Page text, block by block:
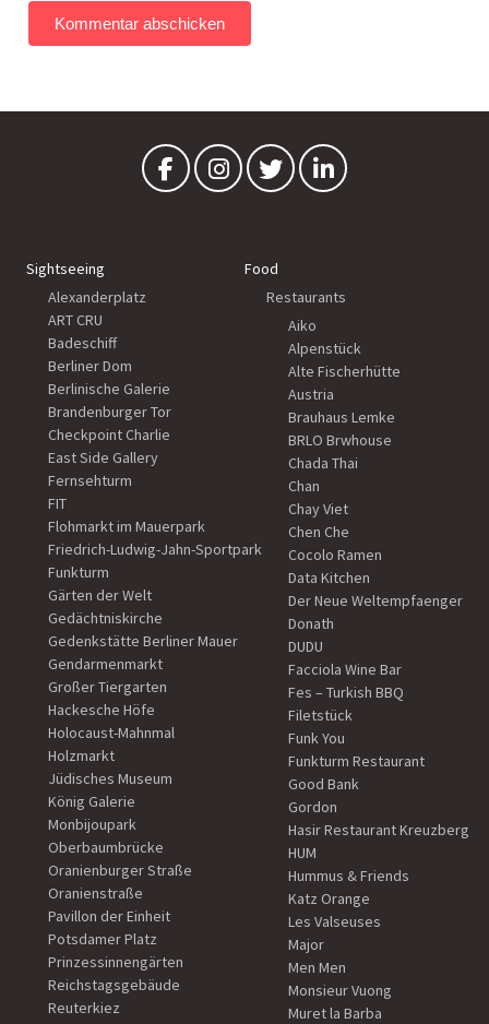
Sightseeing
Alexanderplatz
ART CRU
Badeschiff
Berliner Dom
Berlinische Galerie
Brandenburger Tor
Checkpoint Charlie
East Side Gallery
Fernsehturm
FIT
Flohmarkt im Mauerpark
Friedrich-Ludwig-Jahn-Sportpark
Funkturm
Gärten der Welt
Gedächtniskirche
Gedenkstätte Berliner Mauer
Gendarmenmarkt
Großer Tiergarten
Hackesche Höfe
Holocaust-Mahnmal
Holzmarkt
Jüdisches Museum
König Galerie
Monbijoupark
Oberbaumbrücke
Oranienburger Straße
Oranienstraße
Pavillon der Einheit
Potsdamer Platz
Prinzessinnengärten
Reichstagsgebäude
Reuterkiez
Food
Restaurants
Aiko
Alpenstück
Alte Fischerhütte
Austria
Brauhaus Lemke
BRLO Brwhouse
Chada Thai
Chan
Chay Viet
Chen Che
Cocolo Ramen
Data Kitchen
Der Neue Weltempfaenger
Donath
DUDU
Facciola Wine Bar
Fes – Turkish BBQ
Filetstück
Funk You
Funkturm Restaurant
Good Bank
Gordon
Hasir Restaurant Kreuzberg
HUM
Hummus & Friends
Katz Orange
Les Valseuses
Major
Men Men
Monsieur Vuong
Muret la Barba